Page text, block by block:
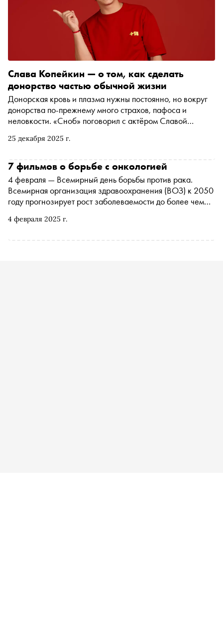
25 декабря 2025 г.
Слава Копейкин — о том, как сделать
донорство частью обычной жизни
Донорская кровь и плазма нужны постоянно, но вокруг
донорства по-прежнему много страхов, пафоса и
неловкости. «Сноб» поговорил с актёром Славой
волонтёрство часто остаётся «за кадром», как убираются
хорошие дела лучше выглядят без софитов
4 февраля 2025 г.
7 фильмов о борьбе с онкологией
4 февраля — Всемирный день борьбы против рака.
Всемирная организация здравоохранения (ВОЗ) к 2050
году прогнозирует рост заболеваемости до более чем
фильмы, главные герои которых столкнулись со